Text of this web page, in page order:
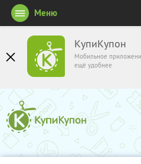
КупиКупон
Мобильное
ещё удобнее
Меню